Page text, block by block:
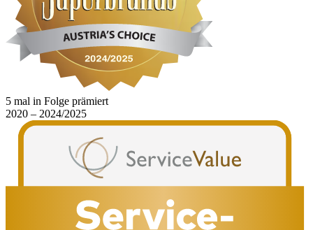
5 mal in Folge prämiert
2020 – 2024/2025